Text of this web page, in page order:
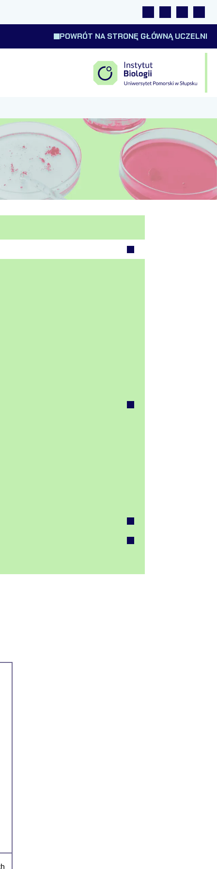
Linki Wyszukiwarka
Tłumacz
POWRÓT NA STRONĘ GŁÓWNĄ UCZELNI